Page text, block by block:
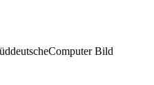
Computer Bild